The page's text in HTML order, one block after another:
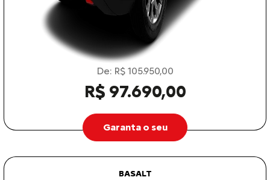
De: R$ 105.950,00
R$ 97.690,00
Garanta o seu
BASALT